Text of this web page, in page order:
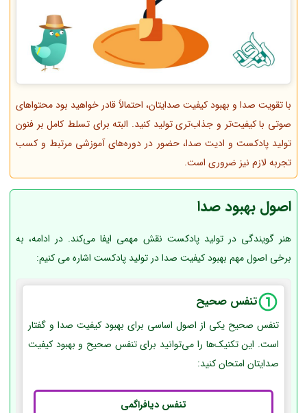
با تقویت صدا و بهبود کیفیت صدایتان، احتمالاً قادر خواهید بود محتواهای
صوتی با کیفیت‌تر و جذاب‌تری تولید کنید. البته برای تسلط کامل بر فنون
تولید پادکست و ادیت صدا، حضور در دوره‌های آموزشی مرتبط و کسب
تجربه لازم نیز ضروری است.
اصول بهبود صدا
هنر گویندگی در تولید پادکست نقش مهمی ایفا می‌کند. در ادامه، به
برخی اصول مهم بهبود کیفیت صدا در تولید پادکست اشاره می کنیم:
تنفس صحیح
تنفس صحیح یکی از اصول اساسی برای بهبود کیفیت صدا و گفتار
است. این تکنیک‌ها را می‌توانید برای تنفس صحیح و بهبود کیفیت
صدایتان امتحان کنید:
تنفس دیافراگمی